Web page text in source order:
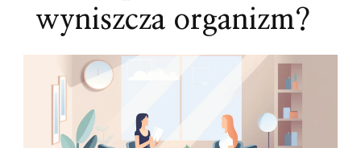
wyniszcza organizm?